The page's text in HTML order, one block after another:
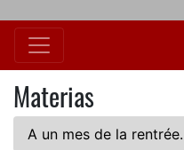
Materias
A un mes de la